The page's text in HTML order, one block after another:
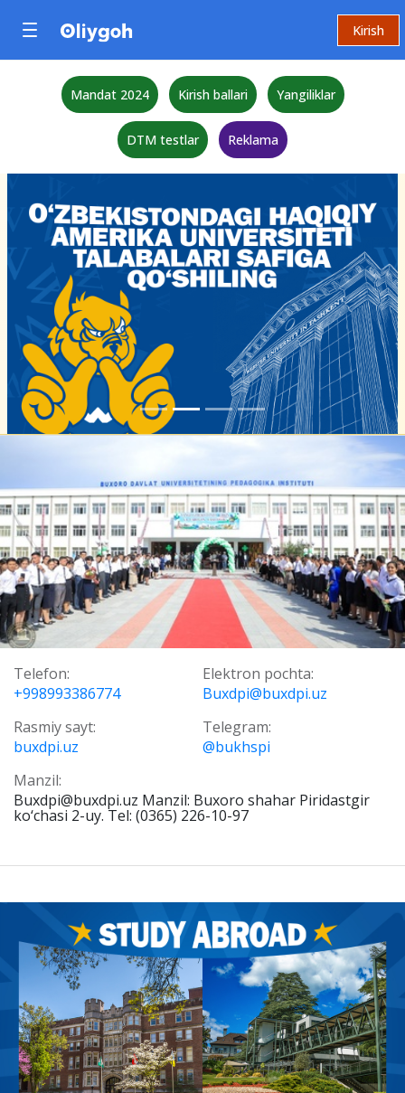
Kirish
Mandat 2024 Kirish ballari Yangiliklar
DTM testlar Reklama
Telefon:
+998993386774
Elektron pochta:
Buxdpi@buxdpi.uz
Rasmiy sayt:
buxdpi.uz
Telegram:
@bukhspi
Manzil:
Buxdpi@buxdpi.uz Manzil: Buxoro shahar Piridastgir
ko‘chasi 2-uy. Tel: (0365) 226-10-97